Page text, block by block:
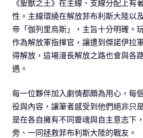
《聖獸之王》在主線、支線分配上有
性。主線環繞在解放菲布利斯大陸以
帝「伽列里烏斯」，主旨十分明確。
作為解放軍指揮官，讓遭到傑諾伊拉
得解放，這場漫長解放之路也會與各
遇。
每一位夥伴加入劇情都頗為用心，每
役與內容，讓筆者感受到他們絕非只
是在各自擁有不同靈魂與自主意志下
旁、一同拯救菲布利斯大陸的戰友。